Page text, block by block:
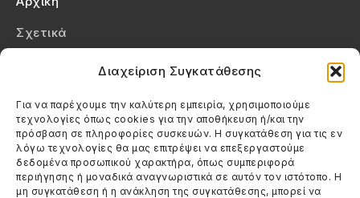
Διαχείριση Συγκατάθεσης
Για να παρέχουμε την καλύτερη εμπειρία, χρησιμοποιούμε
τεχνολογίες όπως cookies για την αποθήκευση ή/και την
πρόσβαση σε πληροφορίες συσκευών. Η συγκατάθεση για τις εν
λόγω τεχνολογίες θα μας επιτρέψει να επεξεργαστούμε
δεδομένα προσωπικού χαρακτήρα, όπως συμπεριφορά
περιήγησης ή μοναδικά αναγνωριστικά σε αυτόν τον ιστότοπο. Η
μη συγκατάθεση ή η ανάκληση της συγκατάθεσης, μπορεί να
Σχετικά
Πολιτική Cookies (ΕΕ)
Στοιχεία Επικοινωνίας
Καλεσέ μας